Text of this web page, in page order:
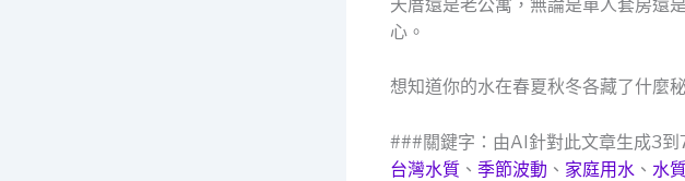
天厝還是老公寓，無論是單人套房還
心。
想知道你的水在春夏秋冬各藏了什麼
###關鍵字：由AI針對此文章生成3到
台灣水質 、 季節波動 、 家庭用水 、 水